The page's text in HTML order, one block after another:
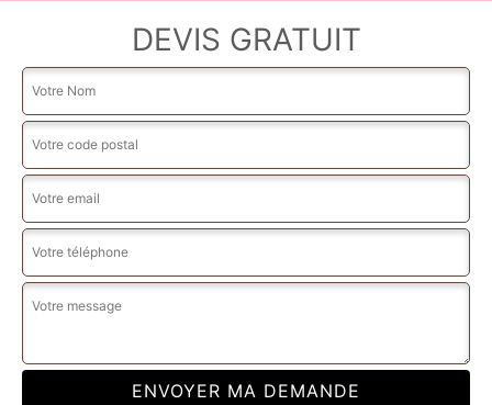
DEVIS GRATUIT